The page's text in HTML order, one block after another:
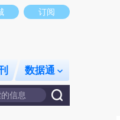
和立场。推荐点击链接阅读原文细
订阅
数据通